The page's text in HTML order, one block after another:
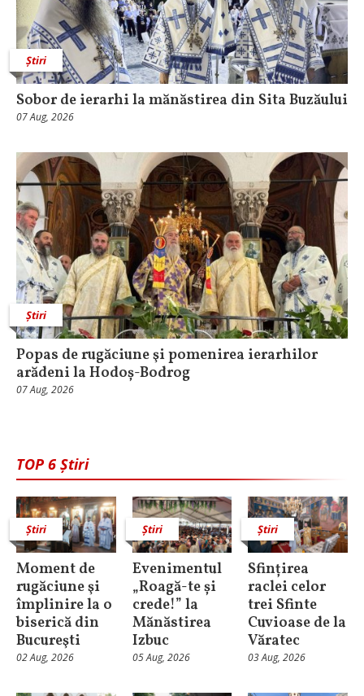
Știri
Sobor de ierarhi la mănăstirea din Sita Buzăului
07 Aug, 2026
Știri
Popas de rugăciune şi pomenirea ierarhilor
arădeni la Hodoș-Bodrog
07 Aug, 2026
TOP 6 Știri
Știri
Moment de
rugăciune şi
împlinire la o
biserică din
Bucureşti
02 Aug, 2026
Știri
Evenimentul
„Roagă-te și
crede!” la
Mănăstirea
Izbuc
05 Aug, 2026
Știri
Sfințirea
raclei celor
trei Sfinte
Cuvioase de la
Văratec
03 Aug, 2026